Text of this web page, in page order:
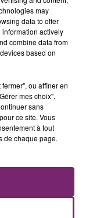
:Rendez-vous
fr.indeed.com
may
data to offer
actively
combine data from
based on
ou affiner en
mes choix".
sans
ce site. Vous
à tout
de chaque page.